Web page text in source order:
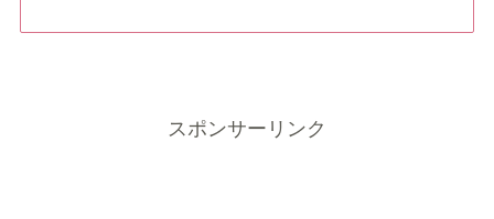
スポンサーリンク